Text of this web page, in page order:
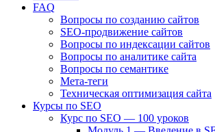
FAQ
Вопросы по созданию сайтов
SEO-продвижение сайтов
Вопросы по индексации сайтов
Вопросы по аналитике сайта
Вопросы по семантике
Мета-теги
Техническая оптимизация сайта
Курсы по SEO
Курс по SEO — 100 уроков